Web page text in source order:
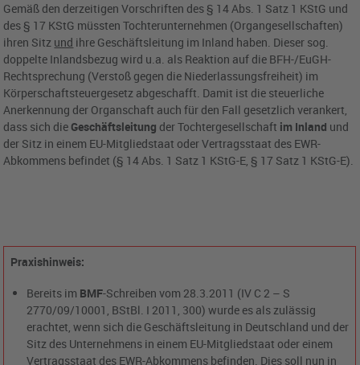
Gemäß den derzeitigen Vorschriften des § 14 Abs. 1 Satz 1 KStG und
des § 17 KStG müssten Tochterunternehmen (Organgesellschaften)
ihren Sitz und ihre Geschäftsleitung im Inland haben. Dieser sog.
doppelte Inlandsbezug wird u.a. als Reaktion auf die BFH-/EuGH-
Rechtsprechung (Verstoß gegen die Niederlassungsfreiheit) im
Körperschaftsteuergesetz abgeschafft. Damit ist die steuerliche
Anerkennung der Organschaft auch für den Fall gesetzlich verankert,
dass sich die Geschäftsleitung der Tochtergesellschaft im Inland und
der Sitz in einem EU-Mitgliedstaat oder Vertragsstaat des EWR-
Abkommens befindet (§ 14 Abs. 1 Satz 1 KStG-E, § 17 Satz 1 KStG-E).
Praxishinweis:
Bereits im BMF-Schreiben vom 28.3.2011 (IV C 2 – S
2770/09/10001, BStBl. I 2011, 300) wurde es als zulässig
erachtet, wenn sich die Geschäftsleitung in Deutschland und der
Sitz des Unternehmens in einem EU-Mitgliedstaat oder einem
Vertragsstaat des EWR-Abkommens befinden. Dies soll nun in